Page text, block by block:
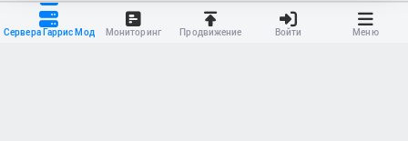
Сервера Гаррис Мод Мониторинг Продвижение Войти Меню